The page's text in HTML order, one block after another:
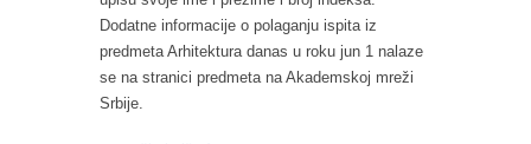
Dodatne informacije o polaganju ispita iz
predmeta Arhitektura danas u roku jun 1 nalaze
se na stranici predmeta na Akademskoj mreži
Srbije.